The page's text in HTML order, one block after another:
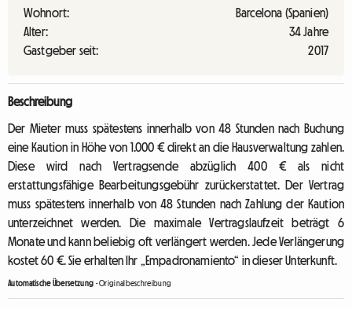
Wohnort:
Barcelona (Spanien)
Alter:
34 Jahre
Gastgeber seit:
2017
Beschreibung
Der Mieter muss spätestens innerhalb von 48 Stunden nach Buchung
eine Kaution in Höhe von 1.000 € direkt an die Hausverwaltung zahlen.
Diese wird nach Vertragsende abzüglich 400 € als nicht
erstattungsfähige Bearbeitungsgebühr zurückerstattet. Der Vertrag
muss spätestens innerhalb von 48 Stunden nach Zahlung der Kaution
unterzeichnet werden. Die maximale Vertragslaufzeit beträgt 6
Monate und kann beliebig oft verlängert werden. Jede Verlängerung
kostet 60 €. Sie erhalten Ihr „Empadronamiento“ in dieser Unterkunft.
Automatische Übersetzung -Originalbeschreibung